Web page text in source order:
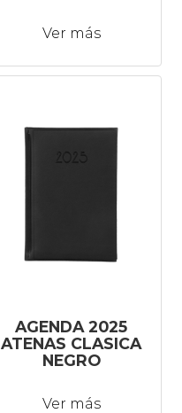
Ver más
AGENDA 2025
ATENAS CLASICA
NEGRO
Ver más